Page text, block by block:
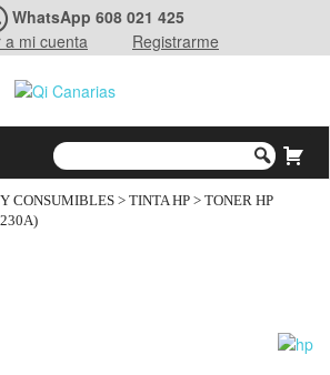
WhatsApp 608 021 425
a mi cuenta
Registrarme
CONSUMIBLES > TINTA HP > TONER HP